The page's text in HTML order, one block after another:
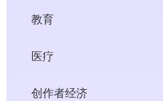
教育
医疗
创作者经济